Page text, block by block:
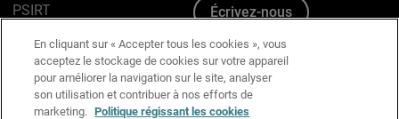
PSIRT
Avis sur les cookies
Politique de confidentialité
Écrivez-nous
En cliquant sur « Accepter tous les cookies », vous
acceptez le stockage de cookies sur votre appareil
pour améliorer la navigation sur le site, analyser
son utilisation et contribuer à nos efforts de
marketing. Politique régissant les cookies